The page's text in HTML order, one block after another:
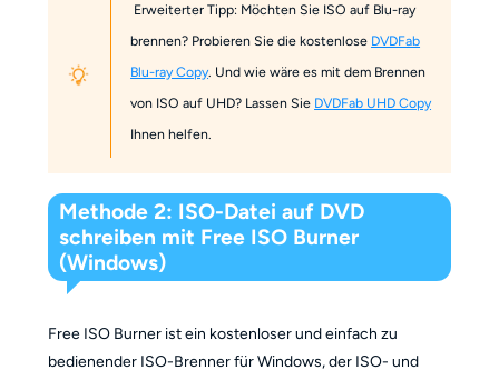
Erweiterter Tipp: Möchten Sie ISO auf Blu-ray
brennen? Probieren Sie die kostenlose DVDFab
Blu-ray Copy. Und wie wäre es mit dem Brennen
von ISO auf UHD? Lassen Sie DVDFab UHD Copy
Ihnen helfen.
Methode 2: ISO-Datei auf DVD
schreiben mit Free ISO Burner
(Windows)
Free ISO Burner ist ein kostenloser und einfach zu
bedienender ISO-Brenner für Windows, der ISO- und